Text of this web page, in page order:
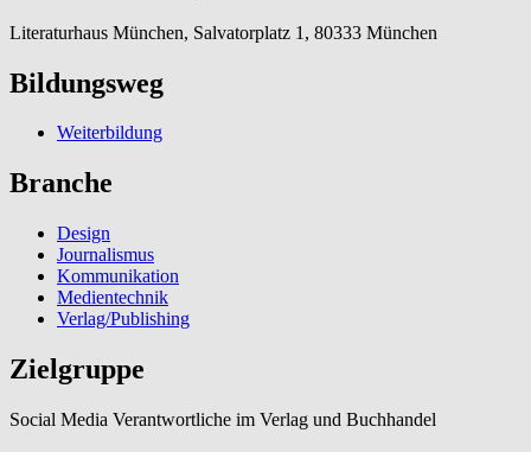
Literaturhaus München, Salvatorplatz 1, 80333 München
Bildungsweg
Weiterbildung
Branche
Design
Journalismus
Kommunikation
Medientechnik
Verlag/Publishing
Zielgruppe
Social Media Verantwortliche im Verlag und Buchhandel